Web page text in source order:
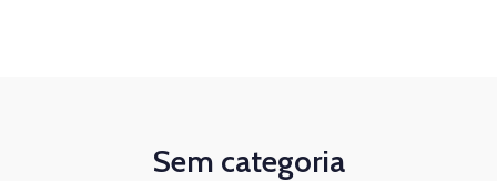
Sem categoria